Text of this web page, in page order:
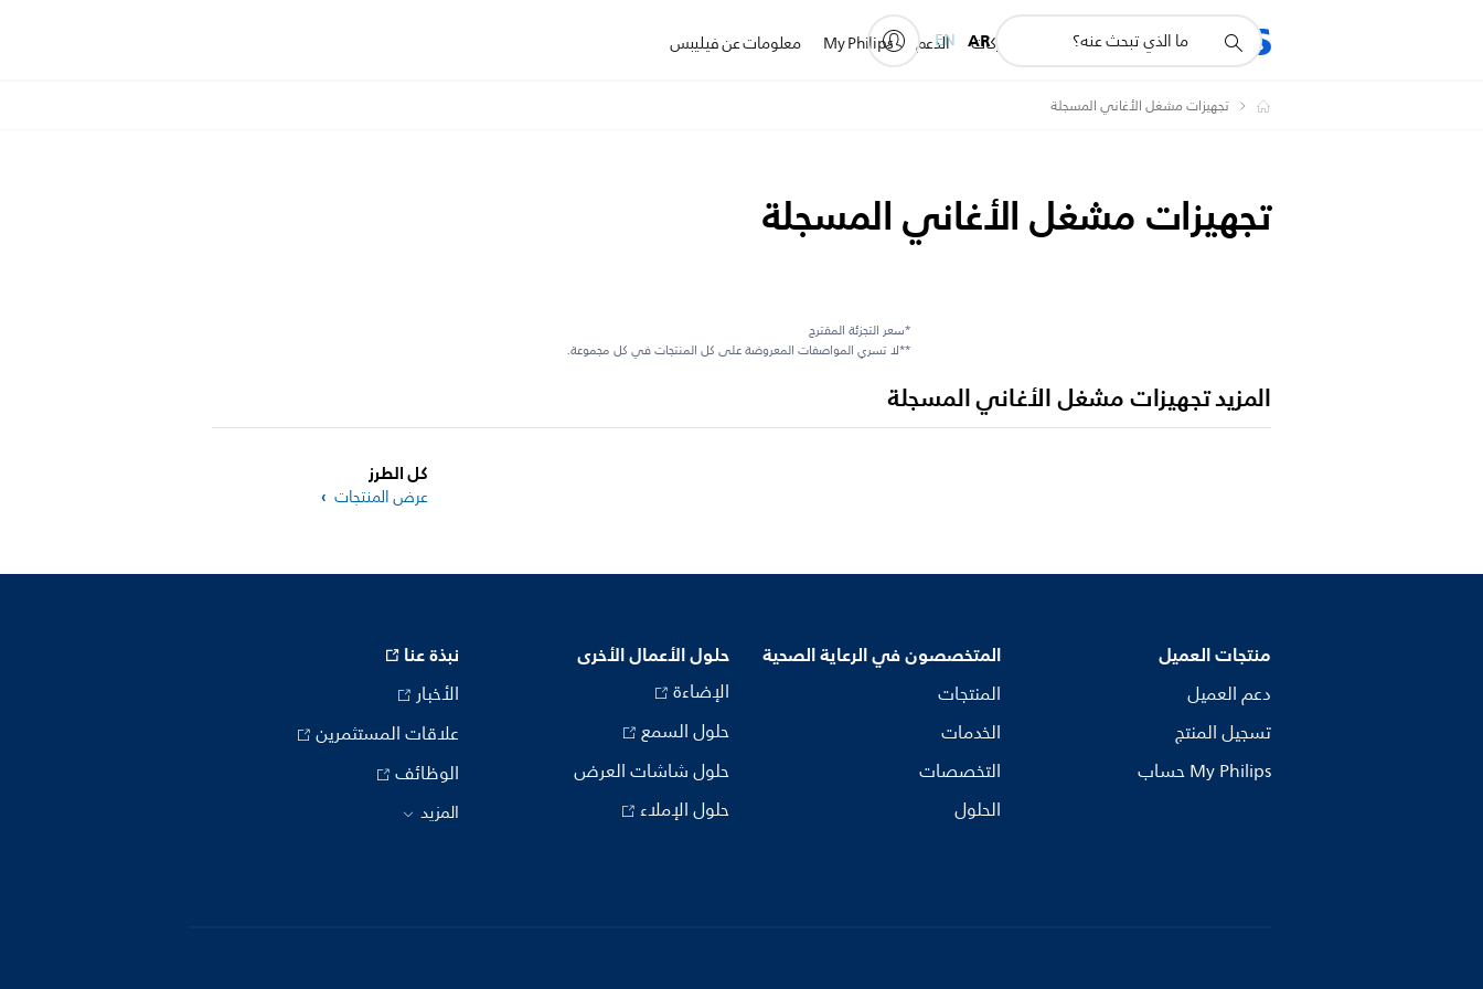
المنتجات للشركات الدعم My Philips معلومات عن فيليبس
أيقونة
دعم
AR
EN
تجهيزات مشغل الأغاني المسجلة
تجهيزات مشغل الأغاني المسجلة
*سعر التجزئة المقترح
**لا تسري المواصفات المعروضة على كل المنتجات في كل مجموعة.
المزيد تجهيزات مشغل الأغاني المسجلة
كل الطرز
عرض المنتجات
منتجات العميل
دعم العميل
تسجيل المنتج
My Philips حساب
المتخصصون في الرعاية الصحية
المنتجات
الخدمات
التخصصات
الحلول
حلول الأعمال الأخرى
الإضاءة
حلول السمع
حلول شاشات العرض
حلول الإملاء
نبذة عنا
الأخبار
علاقات المستثمرين
الوظائف
المزيد